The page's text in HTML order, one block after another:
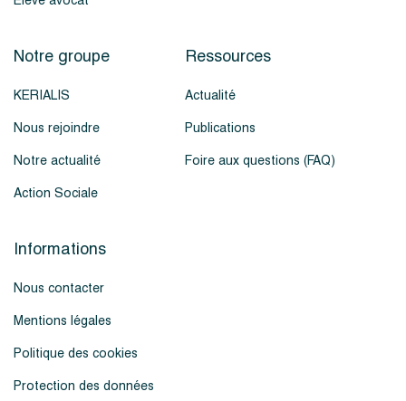
Notre groupe
KERIALIS
Nous rejoindre
Notre actualité
Action Sociale
Ressources
Actualité
Publications
Foire aux questions (FAQ)
Informations
Nous contacter
Mentions légales
Politique des cookies
Protection des données